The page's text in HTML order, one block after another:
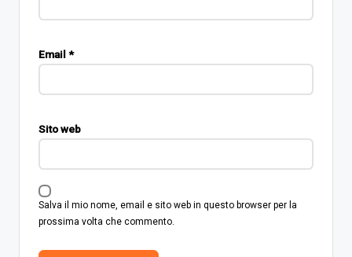
Email *
Sito web
Salva il mio nome, email e sito web in questo browser per la
prossima volta che commento.